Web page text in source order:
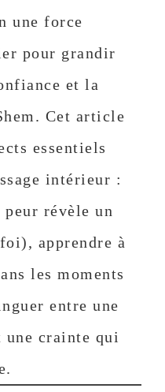
une force
pour grandir
et la
Cet article
essentiels
intérieur :
révèle un
apprendre à
les moments
entre une
une crainte qui